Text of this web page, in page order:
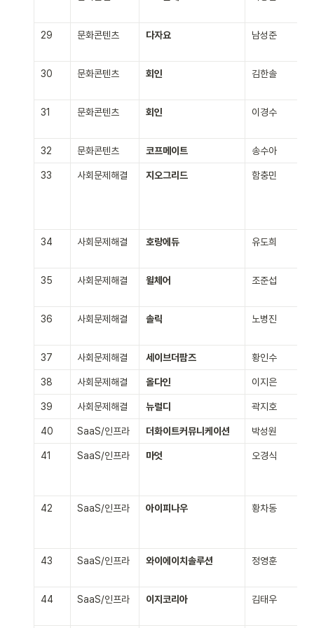
29 문화콘텐츠 다자요 남성준
30 문화콘텐츠 회인 김한솔
31 문화콘텐츠 회인 이경수
32 문화콘텐츠 코프메이트 송수아
33 사회문제해결 지오그리드 함충민
34 사회문제해결 호랑에듀 유도희
35 사회문제해결 윌체어 조준섭
36 사회문제해결 솔릭 노병진
37 사회문제해결 세이브더팜즈 황인수
38 사회문제해결 올다인 이지은
39 사회문제해결 뉴럴디 곽지호
40 SaaS/인프라 더화이트커뮤니케이션 박성원
41 SaaS/인프라 마엇 오경식
42 SaaS/인프라 아이피나우 황차동
43 SaaS/인프라 와이에이치솔루션 정영훈
44 SaaS/인프라 이지코리아 김태우